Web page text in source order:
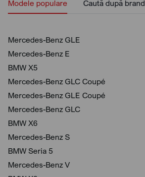
Modele populare Caută după brand
Mercedes-Benz GLE
Mercedes-Benz E
BMW X5
Mercedes-Benz GLC Coupé
Mercedes-Benz GLE Coupé
Mercedes-Benz GLC
BMW X6
Mercedes-Benz S
BMW Seria 5
Mercedes-Benz V